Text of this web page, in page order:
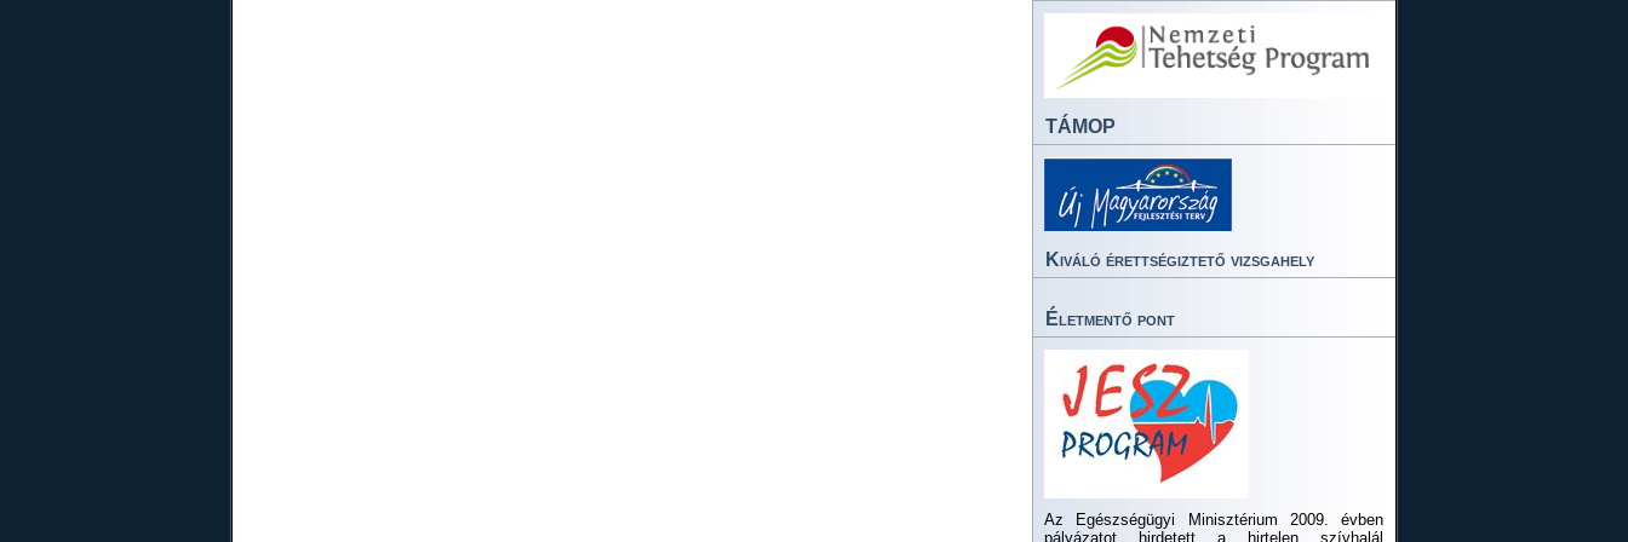
TÁMOP
Kiváló érettségiztető vizsgahely
Életmentő pont
Az Egészségügyi Minisztérium 2009. évben
pályázatot hirdetett a hirtelen szívhalál